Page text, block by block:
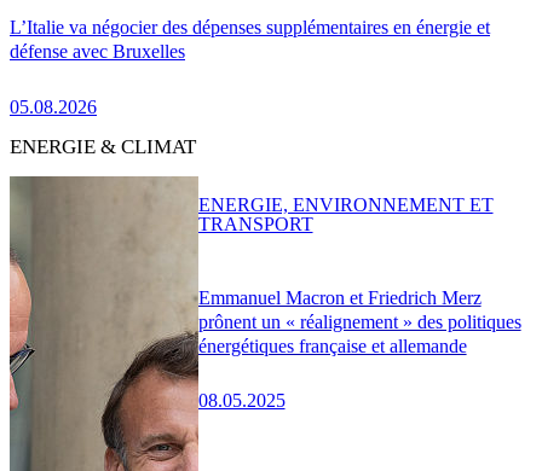
L’Italie va négocier des dépenses supplémentaires en énergie et
défense avec Bruxelles
05.08.2026
ENERGIE & CLIMAT
Emmanuel Macron et Friedrich Merz
prônent un « réalignement » des politiques
énergétiques française et allemande
08.05.2025
ENERGIE, ENVIRONNEMENT ET
TRANSPORT